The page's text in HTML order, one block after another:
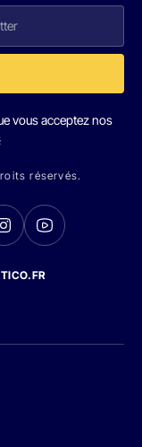
vous acceptez nos
réservés.